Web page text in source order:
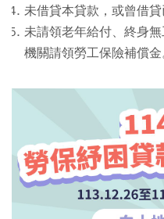
未借貸本貸款，或曾借貸
未請領老年給付、終身
機關請領勞工保險補償金